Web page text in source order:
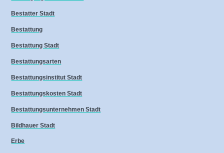
Bestatter Stadt
Bestattung
Bestattung Stadt
Bestattungsarten
Bestattungsinstitut Stadt
Bestattungskosten Stadt
Bestattungsunternehmen Stadt
Bildhauer Stadt
Erbe